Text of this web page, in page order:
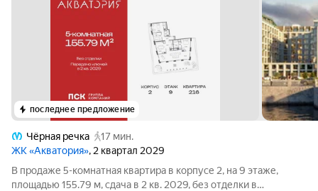
последнее предложение
Чёрная речка
17 мин.
ЖК «Акватория», 2 квартал 2029
В продаже 5-комнатная квартира в корпусе 2, на 9 этаже,
площадью 155.79 м, сдача в 2 кв. 2029, без отделки в